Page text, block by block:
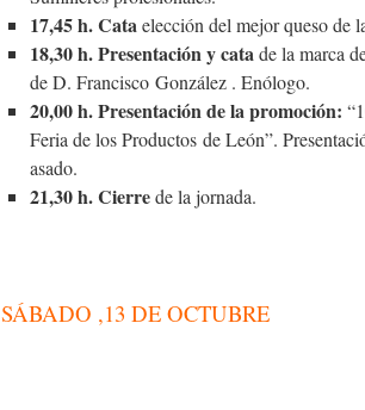
17,45 h. Cataelección del mejor queso de
18,30 h. Presentación y catade la marca
de D. Francisco González . Enólogo.
20,00 h. Presentación de la promoción:
Feria de los Productos de León”.
asado.
21,30 h. Cierrede la jornada.
SÁBADO ,13 DE OCTUBRE